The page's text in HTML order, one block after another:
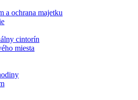
a ochrana majetku
cintorín
miesta